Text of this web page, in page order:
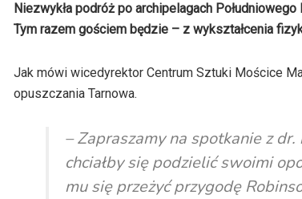
Niezwykła podróż po archipelagach
Tym razem gościem będzie – z wykształcenia
Jak mówi wicedyrektor Centrum Sztuki Mościce
opuszczania Tarnowa.
– Zapraszamy na spotkanie z
chciałby się podzielić swoimi
mu się przeżyć przygodę